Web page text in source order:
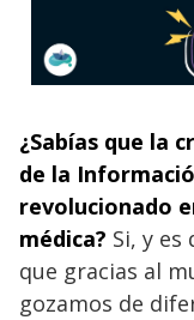
¿Sabías que la
de la
revolucionado
médica? Si, y
que gracias al
gozamos de